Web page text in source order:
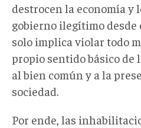
destrocen la economía y
gobierno ilegítimo desde
solo implica violar todo
propio sentido básico de
al bien común y a la
sociedad.
Por ende, las